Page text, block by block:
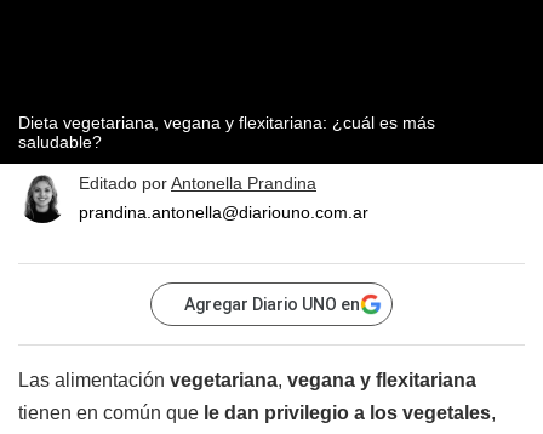
Dieta vegetariana, vegana y flexitariana: ¿cuál es más
saludable?
Editado porAntonella Prandina
prandina.antonella@diariouno.com.ar
Agregar Diario UNO en
Las alimentación vegetariana, vegana y flexitariana
tienen en común que le dan privilegio a los vegetales,